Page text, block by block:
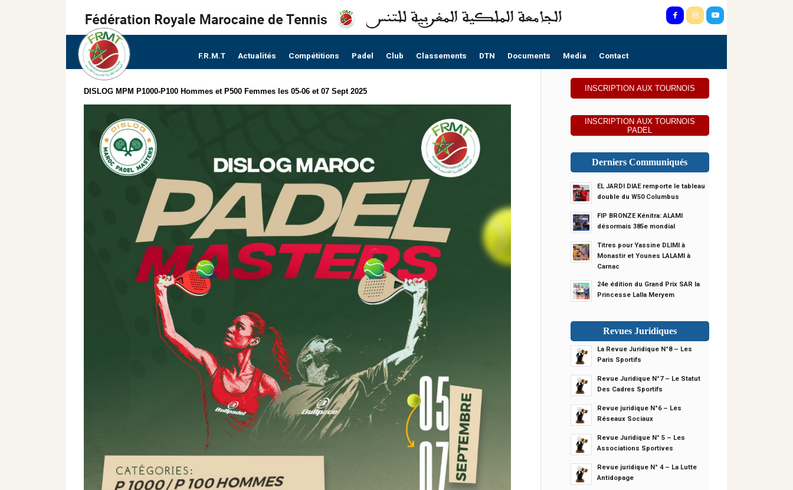
F.R.M.T Actualités Compétitions Padel Club Classements DTN Documents Media Contact
DISLOG MPM P1000-P100 Hommes et P500 Femmes les 05-06 et 07 Sept 2025 INSCRIPTION AUX TOURNOIS
INSCRIPTION AUX TOURNOIS
PADEL
Derniers Communiqués
EL JARDI DIAE remporte le tableau
double du W50 Columbus
FIP BRONZE Kénitra: ALAMI
désormais 385e mondial
Titres pour Yassine DLIMI à
Monastir et Younes LALAMI à
Carnac
24e édition du Grand Prix SAR la
Princesse Lalla Meryem
Revues Juridiques
La Revue Juridique N°8 – Les
Paris Sportifs
Revue Juridique N°7 – Le Statut
Des Cadres Sportifs
Revue juridique N°6 – Les
Réseaux Sociaux
Revue Juridique N° 5 – Les
Associations Sportives
Revue juridique N° 4 – La Lutte
Antidopage